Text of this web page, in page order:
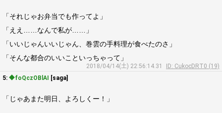
「それじゃお弁当でも作ってよ」
「ええ……なんで私が……」
「いいじゃんいいじゃん、巻雲の手料理が食べたのさ」
「そんな都合のいいこといっちゃって」
2018/04/14(土) 22:56:14.31
ID: CukocDRT0 (19)
5: ◆foQczOBlAI [saga]
「じゃあまた明日、よろしくー！」